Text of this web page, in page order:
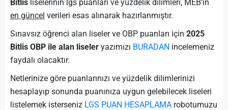
Bitlis liselerinin lgs puanları ve yüzdelik dilimleri, MEB’in
en güncel verileri esas alınarak hazırlanmıştır.
Sınavsız öğrenci alan liseler ve OBP puanları için 2025
Bitlis OBP ile alan liseler yazımızı BURADAN incelemeniz
faydalı olacaktır.
Netlerinize göre puanlarınızı ve yüzdelik dilimlerinizi
hesaplayıp sonunda puanınıza uygun gelebilecek liseleri
listelemek isterseniz LGS PUAN HESAPLAMA robotumuzu